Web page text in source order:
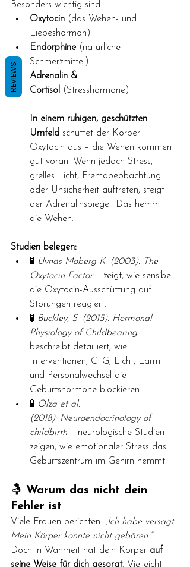
Besonders wichtig sind:
Oxytocin (das Wehen- und
Liebeshormon)
Endorphine (natürliche
Schmerzmittel)
Adrenalin &
Cortisol
(Stresshormone)
In einem ruhigen, geschützten
Umfeld schüttet der Körper
Oxytocin aus – die Wehen kommen
gut voran. Wenn jedoch Stress,
grelles Licht, Fremdbeobachtung
oder Unsicherheit auftreten, steigt
der Adrenalinspiegel. Das hemmt
die Wehen.
Studien belegen:
🧪 Uvnäs Moberg K. (2003): The
Oxytocin Factor – zeigt, wie sensibel
die Oxytocin-Ausschüttung auf
Störungen reagiert.
🧪 Buckley, S. (2015): Hormonal
Physiology of Childbearing –
beschreibt detailliert, wie
Interventionen, CTG, Licht, Lärm
und Personalwechsel die
Geburtshormone blockieren.
🧪 Olza et al.
(2018): Neuroendocrinology of
childbirth – neurologische Studien
zeigen, wie emotionaler Stress das
Geburtszentrum im Gehirn hemmt.
🤱 Warum das nicht dein
Fehler ist
Viele Frauen berichten: „Ich habe versagt.
Mein Körper konnte nicht gebären.“
Doch in Wahrheit hat dein Körper auf
seine Weise für dich gesorgt. Vielleicht
REVIEWS